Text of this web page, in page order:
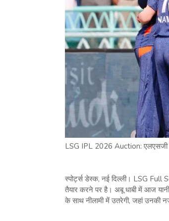
LSG IPL 2026 Auction: एलएसजी
स्पोर्ट्स डेस्क, नई दिल्ली। LSG
तैयार करने पर है। अबू धाबी में आज
के साथ नीलामी में उतरेगी, जहां उनकी